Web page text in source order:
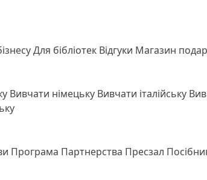
Для бібліотек Відгуки Магазин
Вивчати німецьку Вивчати італійську
Програма Партнерства Пресзал